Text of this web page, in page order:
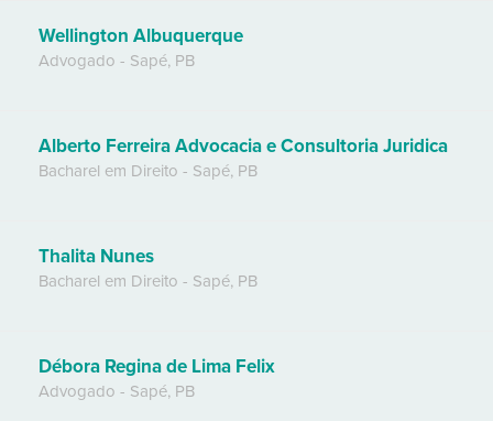
Wellington Albuquerque
Advogado - Sapé, PB
Alberto Ferreira Advocacia e Consultoria Juridica
Bacharel em Direito - Sapé, PB
Thalita Nunes
Bacharel em Direito - Sapé, PB
Débora Regina de Lima Felix
Advogado - Sapé, PB